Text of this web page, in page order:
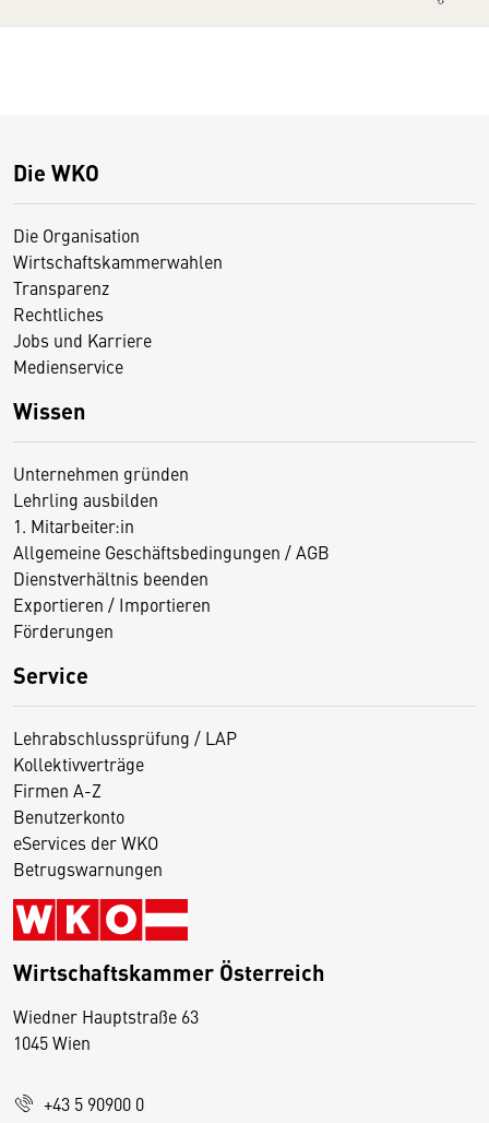
Die WKO
Die Organisation
Wirtschaftskammerwahlen
Transparenz
Rechtliches
Jobs und Karriere
Medienservice
Wissen
Unternehmen gründen
Lehrling ausbilden
1. Mitarbeiter:in
Allgemeine Geschäftsbedingungen / AGB
Dienstverhältnis beenden
Exportieren / Importieren
Förderungen
Service
Lehrabschlussprüfung / LAP
Kollektivverträge
Firmen A-Z
Benutzerkonto
eServices der WKO
Betrugswarnungen
Wirtschaftskammer Österreich
Wiedner Hauptstraße 63
1045 Wien
+43 5 90900 0
D
s